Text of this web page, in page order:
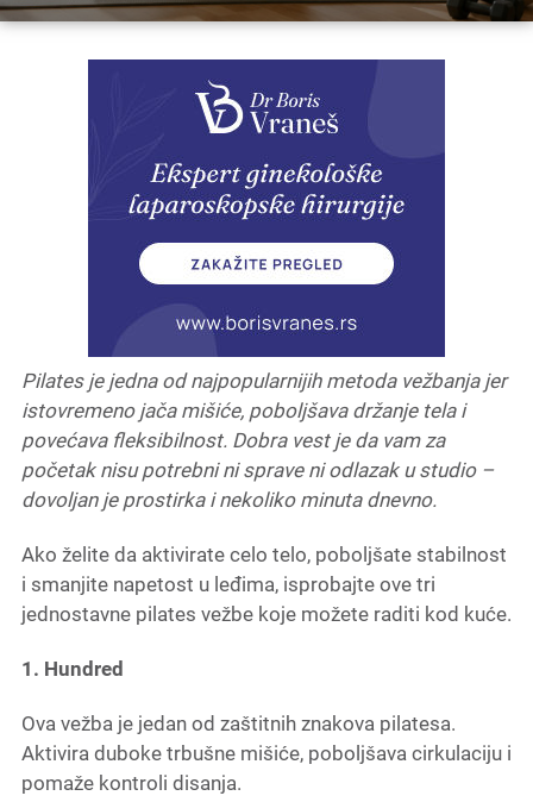
Pilates je jedna od najpopularnijih metoda vežbanja jer
istovremeno jača mišiće, poboljšava držanje tela i
povećava fleksibilnost. Dobra vest je da vam za
početak nisu potrebni ni sprave ni odlazak u studio –
dovoljan je prostirka i nekoliko minuta dnevno.
Ako želite da aktivirate celo telo, poboljšate stabilnost
i smanjite napetost u leđima, isprobajte ove tri
jednostavne pilates vežbe koje možete raditi kod kuće.
1. Hundred
Ova vežba je jedan od zaštitnih znakova pilatesa.
Aktivira duboke trbušne mišiće, poboljšava cirkulaciju i
pomaže kontroli disanja.